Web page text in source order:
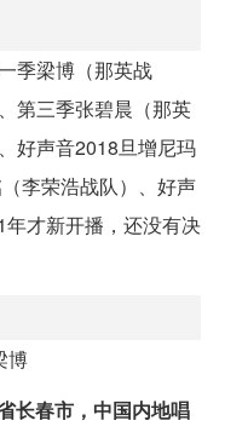
季梁博（那英战
第三季张碧晨（那英
好声音2018旦增尼玛
李荣浩战队）、好声
才新开播，还没有决
博
长春市，中国内地唱